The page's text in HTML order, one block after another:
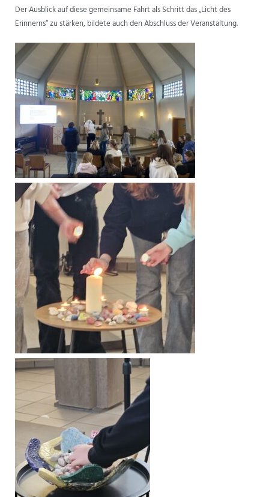
Der Ausblick auf diese gemeinsame Fahrt als Schritt das „Licht des
Erinnerns“ zu stärken, bildete auch den Abschluss der Veranstaltung.